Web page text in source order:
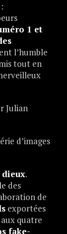
1 et
l’humble
tout en
Julian
d’images
dieux.
des
de
exportées
quatre
fake-